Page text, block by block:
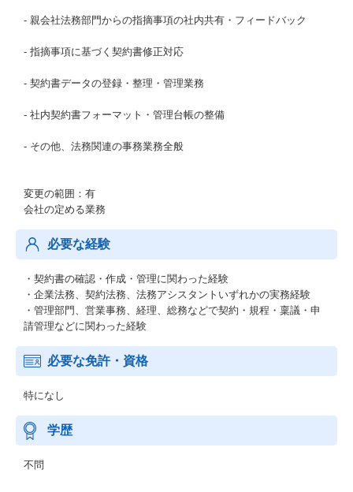
- 親会社法務部門からの指摘事項の社内共有・フィードバック
- 指摘事項に基づく契約書修正対応
- 契約書データの登録・整理・管理業務
- 社内契約書フォーマット・管理台帳の整備
- その他、法務関連の事務業務全般
変更の範囲：有
会社の定める業務
必要な経験
・契約書の確認・作成・管理に関わった経験
・企業法務、契約法務、法務アシスタントいずれかの実務経験
・管理部門、営業事務、経理、総務などで契約・規程・稟議・申
請管理などに関わった経験
必要な免許・資格
特になし
学歴
不問